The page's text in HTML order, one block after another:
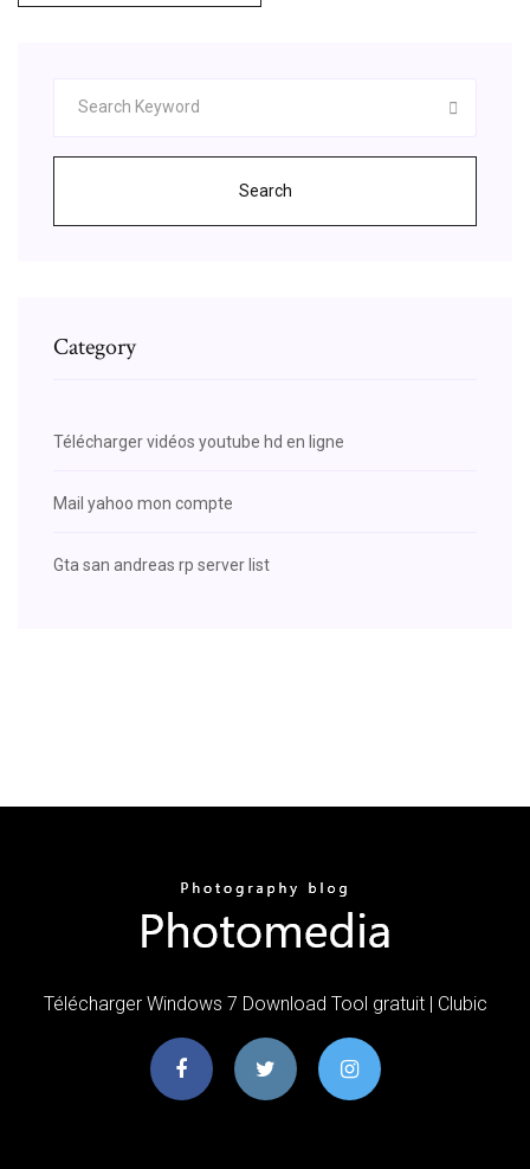
Search
Category
Télécharger vidéos youtube hd en ligne
Mail yahoo mon compte
Gta san andreas rp server list
Télécharger Windows 7 Download Tool gratuit | Clubic